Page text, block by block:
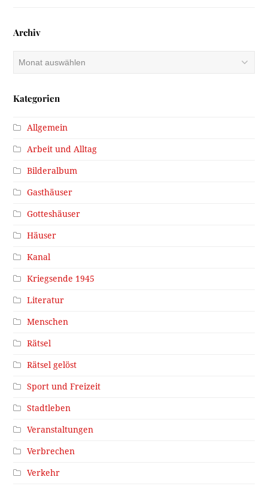
Archiv
Archiv
Kategorien
Allgemein
Arbeit und Alltag
Bilderalbum
Gasthäuser
Gotteshäuser
Häuser
Kanal
Kriegsende 1945
Literatur
Menschen
Rätsel
Rätsel gelöst
Sport und Freizeit
Stadtleben
Veranstaltungen
Verbrechen
Verkehr